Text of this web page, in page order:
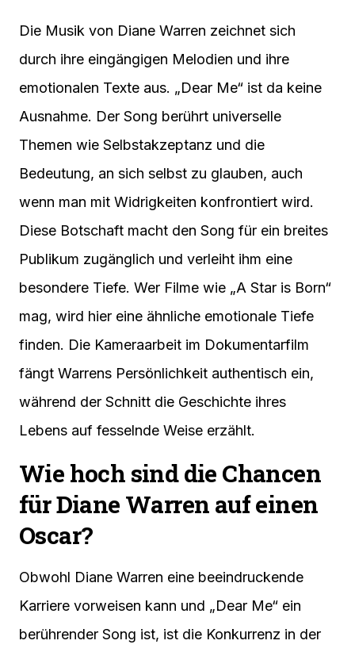
Die Musik von Diane Warren zeichnet sich
durch ihre eingängigen Melodien und ihre
emotionalen Texte aus. „Dear Me“ ist da keine
Ausnahme. Der Song berührt universelle
Themen wie Selbstakzeptanz und die
Bedeutung, an sich selbst zu glauben, auch
wenn man mit Widrigkeiten konfrontiert wird.
Diese Botschaft macht den Song für ein breites
Publikum zugänglich und verleiht ihm eine
besondere Tiefe. Wer Filme wie „A Star is Born“
mag, wird hier eine ähnliche emotionale Tiefe
finden. Die Kameraarbeit im Dokumentarfilm
fängt Warrens Persönlichkeit authentisch ein,
während der Schnitt die Geschichte ihres
Lebens auf fesselnde Weise erzählt.
Wie hoch sind die Chancen
für Diane Warren auf einen
Oscar?
Obwohl Diane Warren eine beeindruckende
Karriere vorweisen kann und „Dear Me“ ein
berührender Song ist, ist die Konkurrenz in der